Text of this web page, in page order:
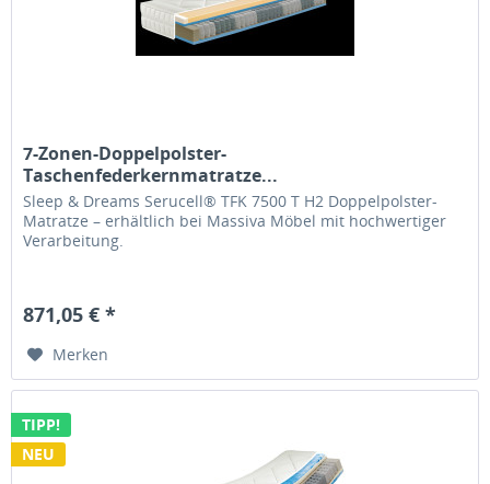
7-Zonen-Doppelpolster-
Taschenfederkernmatratze...
Sleep & Dreams Serucell® TFK 7500 T H2 Doppelpolster-
Matratze – erhältlich bei Massiva Möbel mit hochwertiger
Verarbeitung.
871,05 € *
Merken
TIPP!
NEU